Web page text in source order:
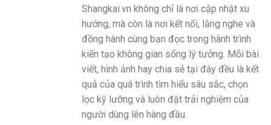
Shangkai.vn không chỉ là nơi cập nhật xu
hướng, mà còn là nơi kết nối, lắng nghe và
đồng hành cùng bạn đọc trong hành trình
kiến tạo không gian sống lý tưởng. Mỗi bài
viết, hình ảnh hay chia sẻ tại đây đều là kết
quả của quá trình tìm hiểu sâu sắc, chọn
lọc kỹ lưỡng và luôn đặt trải nghiệm của
người dùng lên hàng đầu.